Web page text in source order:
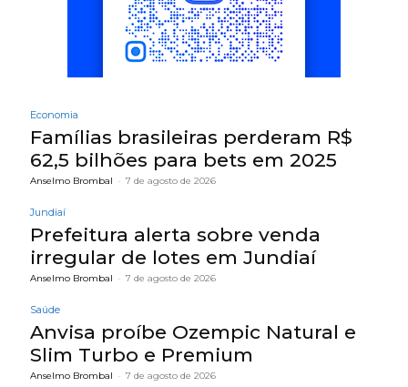
Economia
Famílias brasileiras perderam R$
62,5 bilhões para bets em 2025
Anselmo Brombal - 7 de agosto de 2026
Jundiaí
Prefeitura alerta sobre venda
irregular de lotes em Jundiaí
Anselmo Brombal - 7 de agosto de 2026
Saúde
Anvisa proíbe Ozempic Natural e
Slim Turbo e Premium
Anselmo Brombal - 7 de agosto de 2026